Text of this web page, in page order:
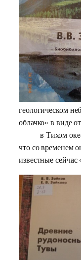
геологическом
облачко» в виде
в Тихом
что со временем
известные